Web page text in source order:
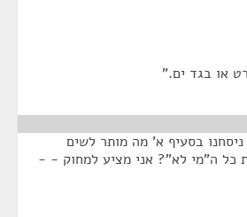
בסעיף א' מה מותר לשים
כל ה"מי לא"? אני מציע למחוק - -